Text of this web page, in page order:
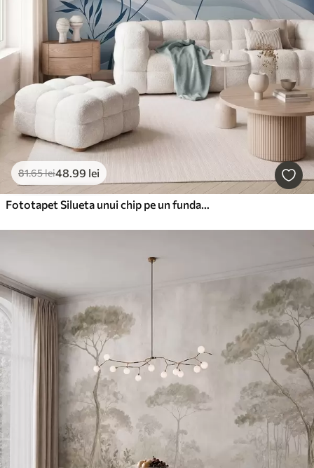
81.65lei48.99 lei
Fototapet Silueta unui chip pe un fundal abstract